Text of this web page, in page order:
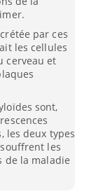
par ces
les cellules
cerveau et
sont,
les deux types
les
de la maladie